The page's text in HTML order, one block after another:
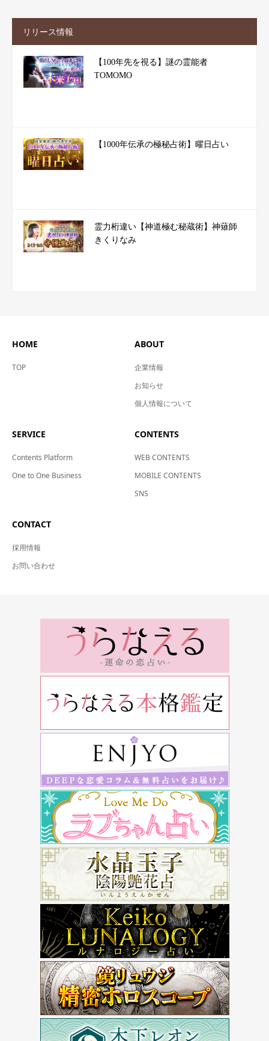
リリース情報
【100年先を視る】謎の霊能者
TOMOMO
【1000年伝承の極秘占術】曜日占い
霊力桁違い【神道極む秘蔵術】神薙師
きくりなみ
HOME
TOP
ABOUT
企業情報
お知らせ
個人情報について
SERVICE
Contents Platform
One to One Business
CONTENTS
WEB CONTENTS
MOBILE CONTENTS
SNS
CONTACT
採用情報
お問い合わせ